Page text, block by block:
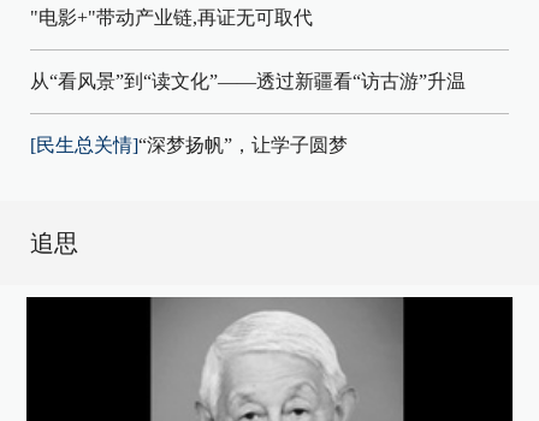
"电影+"带动产业链,再证无可取代
从“看风景”到“读文化”——透过新疆看“访古游”升温
[民生总关情]“深梦扬帆”，让学子圆梦
追思